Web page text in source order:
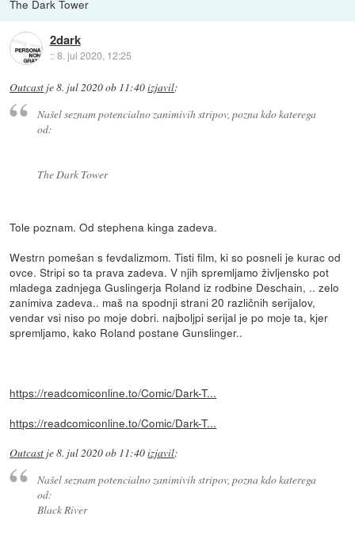
The Dark Tower
2dark
::8. jul 2020, 12:25
Outcast je8. jul 2020 ob 11:40izjavil:
Našel seznam potencialno zanimivih stripov, pozna kdo katerega
od:
The Dark Tower
Tole poznam. Od stephena kinga zadeva.
Westrn pomešan s fevdalizmom. Tisti film, ki so posneli je kurac od
ovce. Stripi so ta prava zadeva. V njih spremljamo življensko pot
mladega zadnjega Guslingerja Roland iz rodbine Deschain, .. zelo
zanimiva zadeva.. maš na spodnji strani 20 različnih serijalov,
vendar vsi niso po moje dobri. najboljpi serijal je po moje ta, kjer
spremljamo, kako Roland postane Gunslinger..
https://readcomiconline.to/Comic/Dark-T...
https://readcomiconline.to/Comic/Dark-T...
Outcast je8. jul 2020 ob 11:40izjavil:
Našel seznam potencialno zanimivih stripov, pozna kdo katerega
od:
Black River